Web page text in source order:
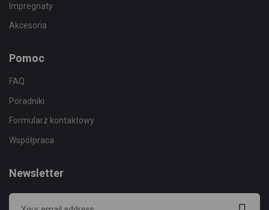
Impregnaty
Akcesoria
Pomoc
FAQ
Poradniki
Formularz kontaktowy
Współpraca
Newsletter